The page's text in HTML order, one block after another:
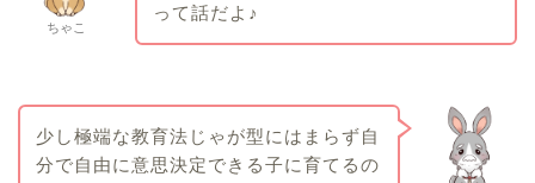
ちゃこ
って話だよ♪
少し極端な教育法じゃが型にはまらず自
分で自由に意思決定できる子に育てるの